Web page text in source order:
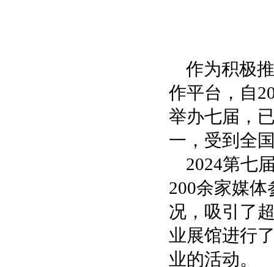
作为积极
作平台，自
举办七届，
一，受到全
2024第七
200余家媒
况，吸引了
业展馆进行
业的活动。